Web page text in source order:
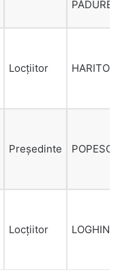
Locțiitor
Președinte POPESCU
Locțiitor